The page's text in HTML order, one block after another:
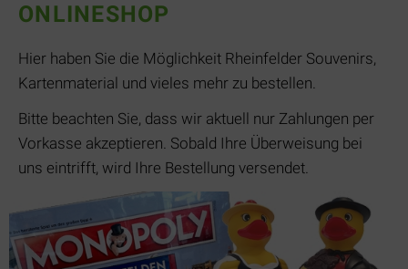
ONLINESHOP
Hier haben Sie die Möglichkeit Rheinfelder Souvenirs,
Kartenmaterial und vieles mehr zu bestellen.
Bitte beachten Sie, dass wir aktuell nur Zahlungen per
Vorkasse akzeptieren. Sobald Ihre Überweisung bei
uns eintrifft, wird Ihre Bestellung versendet.